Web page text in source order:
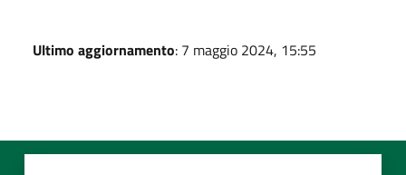
Ultimo aggiornamento: 7 maggio 2024, 15:55